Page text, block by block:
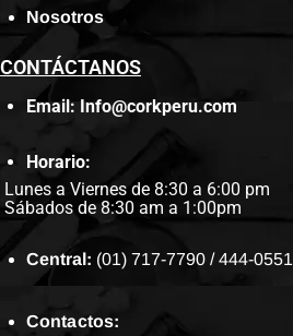
Nosotros
CONTÁCTANOS
Email: Info@corkperu.com
Horario:
Lunes a Viernes de 8:30 a 6:00 pm
Sábados de 8:30 am a 1:00pm
Central: (01) 717-7790 / 444-0551
Contactos: